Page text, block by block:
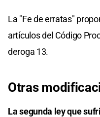
La "Fe de erratas"
artículos del Código
deroga 13.
Otras
La segunda ley que